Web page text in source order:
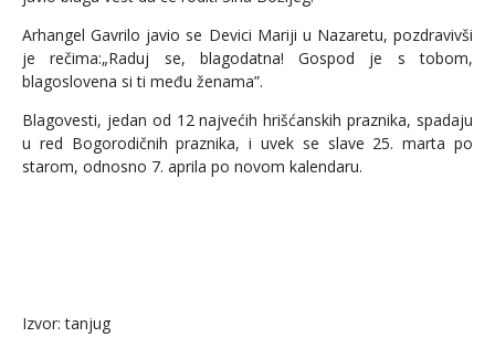
Arhangel Gavrilo javio se Devici Mariji u Nazaretu, pozdravivši
je rečima:„Raduj se, blagodatna! Gospod je s tobom,
blagoslovena si ti među ženama”.
Blagovesti, jedan od 12 najvećih hrišćanskih praznika, spadaju
u red Bogorodičnih praznika, i uvek se slave 25. marta po
starom, odnosno 7. aprila po novom kalendaru.
Izvor: tanjug